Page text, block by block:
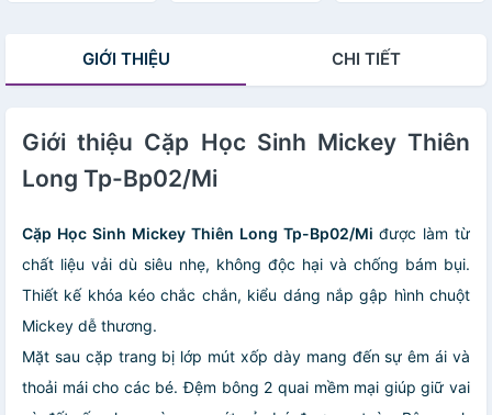
GIỚI THIỆU CHI TIẾT
Giới thiệu Cặp Học Sinh Mickey Thiên
Long Tp-Bp02/Mi
Cặp Học Sinh Mickey Thiên Long Tp-Bp02/Mi được làm từ
chất liệu vải dù siêu nhẹ, không độc hại và chống bám bụi.
Thiết kế khóa kéo chắc chắn, kiểu dáng nắp gập hình chuột
Mickey dễ thương.
Mặt sau cặp trang bị lớp mút xốp dày mang đến sự êm ái và
thoải mái cho các bé. Đệm bông 2 quai mềm mại giúp giữ vai